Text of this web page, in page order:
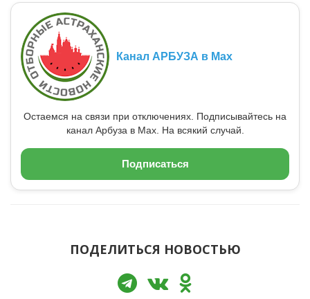
Канал АРБУЗА в Max
Остаемся на связи при отключениях. Подписывайтесь на
канал Арбуза в Max. На всякий случай.
Подписаться
ПОДЕЛИТЬСЯ НОВОСТЬЮ